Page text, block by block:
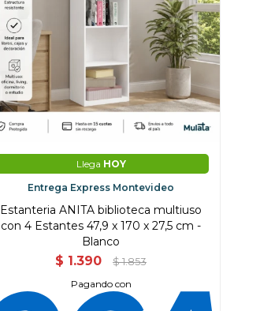
Llega HOY
Entrega Express Montevideo
Estanteria ANITA biblioteca multiuso
con 4 Estantes 47,9 x 170 x 27,5 cm -
Blanco
$ 1.390 $ 1.853
Pagando con